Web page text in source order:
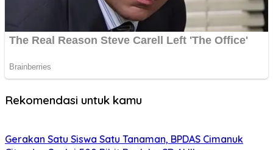
Rekomendasi untuk kamu
Gerakan Satu Siswa Satu Tanaman, BPDAS Cimanuk